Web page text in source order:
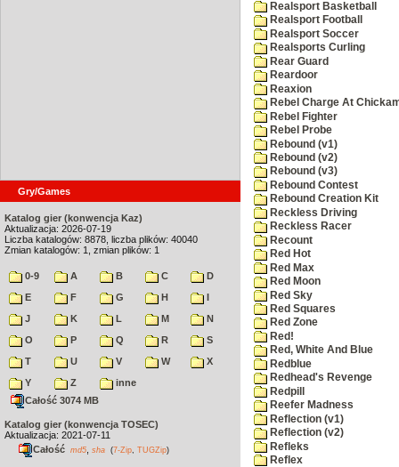
Gry/Games
Katalog gier (konwencja Kaz)
Aktualizacja: 2026-07-19
Liczba katalogów: 8878, liczba plików: 40040
Zmian katalogów: 1, zmian plików: 1
0-9 A B C
D
E
F G H
I
J
K L M
N
O
P Q R
S
T
U V W
X
Y
Z
inne
Całość 3074 MB
Katalog gier (konwencja TOSEC)
Aktualizacja: 2021-07-11
Całość md5 sha (7-Zip TUGZip)
Realsport Basketball
Realsport Football
Realsport Soccer
Realsports Curling
Rear Guard
Reardoor
Reaxion
Rebel Charge At
Rebel Fighter
Rebel Probe
Rebound (v1)
Rebound (v2)
Rebound (v3)
Rebound Contest
Rebound Creation Kit
Reckless Driving
Reckless Racer
Recount
Red Hot
Red Max
Red Moon
Red Sky
Red Squares
Red Zone
Red!
Red, White And Blue
Redblue
Redhead's Revenge
Redpill
Reefer Madness
Reflection (v1)
Reflection (v2)
Refleks
Reflex